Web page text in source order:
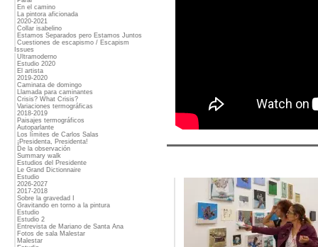
En el camino
La pintora aficionada
2020-2021
Collar isabelino
Estamos Separados pero Estamos Juntos
Cuestiones de escapismo / Escapism
Issues
Ultramoderno
Estudio 2020
El artista
2019-2020
Caminata de domingo
Llamada para caminantes
Crisis? What Crisis?
Variaciones termográficas
2018-2019
Paisajes termográficos
Autoparlante
Los límites de Carlos Salas
¡Presidenta, Presidenta!
De la observación
Summary walk
Estudios del Presidente
Le Grand Dictionnaire
Estudio
2026-2027
2017-2018
Sobre la gravedad I
Gravitando en torno a la pintura
Estudio
Estudio 2
Entrevista de Mariano de Santa Ana
Fotos de sala Malestar
Malestar